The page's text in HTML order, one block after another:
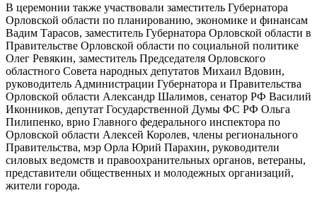
В церемонии также участвовали заместитель Губернатора
Орловской области по планированию, экономике и финансам
Вадим Тарасов, заместитель Губернатора Орловской области в
Правительстве Орловской области по социальной политике
Олег Ревякин, заместитель Председателя Орловского
областного Совета народных депутатов Михаил Вдовин,
руководитель Администрации Губернатора и Правительства
Орловской области Александр Шалимов, сенатор РФ Василий
Иконников, депутат Государственной Думы ФС РФ Ольга
Пилипенко, врио Главного федерального инспектора по
Орловской области Алексей Королев, члены регионального
Правительства, мэр Орла Юрий Парахин, руководители
силовых ведомств и правоохранительных органов, ветераны,
представители общественных и молодежных организаций,
жители города.